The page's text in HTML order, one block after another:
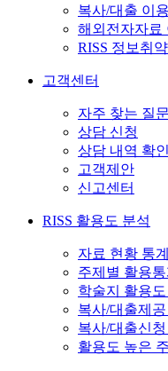
복사/대출 이
해외전자자료
RISS 정보취
고객센터
자주 찾는 질문
상담 신청
상담 내역 확인
고객제안
신고센터
RISS 활용도 분석
자료 현황 통계
주제별 활용
학술지 활용도
복사/대출제
복사/대출신
활용도 높은